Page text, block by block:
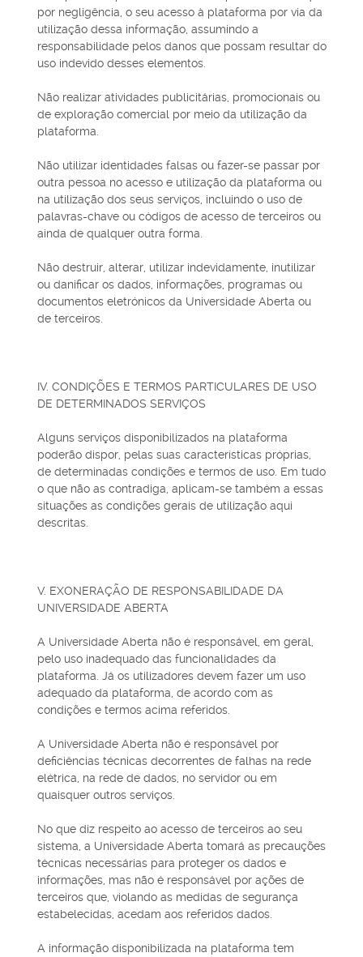
por negligência, o seu acesso à plataforma por via da
utilização dessa informação, assumindo a
responsabilidade pelos danos que possam resultar do
uso indevido desses elementos.
Não realizar atividades publicitárias, promocionais ou
de exploração comercial por meio da utilização da
plataforma.
Não utilizar identidades falsas ou fazer-se passar por
outra pessoa no acesso e utilização da plataforma ou
na utilização dos seus serviços, incluindo o uso de
palavras-chave ou códigos de acesso de terceiros ou
ainda de qualquer outra forma.
Não destruir, alterar, utilizar indevidamente, inutilizar
ou danificar os dados, informações, programas ou
documentos eletrónicos da Universidade Aberta ou
de terceiros.
IV. CONDIÇÕES E TERMOS PARTICULARES DE USO
DE DETERMINADOS SERVIÇOS
Alguns serviços disponibilizados na plataforma
poderão dispor, pelas suas características próprias,
de determinadas condições e termos de uso. Em tudo
o que não as contradiga, aplicam-se também a essas
situações as condições gerais de utilização aqui
descritas.
V. EXONERAÇÃO DE RESPONSABILIDADE DA
UNIVERSIDADE ABERTA
A Universidade Aberta não é responsável, em geral,
pelo uso inadequado das funcionalidades da
plataforma. Já os utilizadores devem fazer um uso
adequado da plataforma, de acordo com as
condições e termos acima referidos.
A Universidade Aberta não é responsável por
deficiências técnicas decorrentes de falhas na rede
elétrica, na rede de dados, no servidor ou em
quaisquer outros serviços.
No que diz respeito ao acesso de terceiros ao seu
sistema, a Universidade Aberta tomará as precauções
técnicas necessárias para proteger os dados e
informações, mas não é responsável por ações de
terceiros que, violando as medidas de segurança
estabelecidas, acedam aos referidos dados.
A informação disponibilizada na plataforma tem